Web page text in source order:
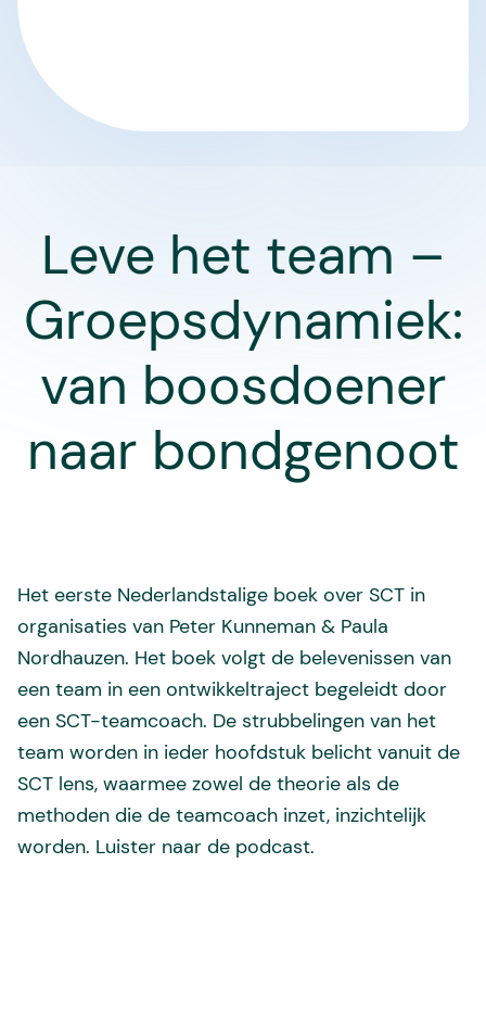
Leve het team –
Groepsdynamiek:
van boosdoener
naar bondgenoot
Het eerste Nederlandstalige boek over SCT in
organisaties van Peter Kunneman & Paula
Nordhauzen. Het boek volgt de belevenissen van
een team in een ontwikkeltraject begeleidt door
een SCT-teamcoach. De strubbelingen van het
team worden in ieder hoofdstuk belicht vanuit de
SCT lens, waarmee zowel de theorie als de
methoden die de teamcoach inzet, inzichtelijk
worden. Luister naar de podcast.